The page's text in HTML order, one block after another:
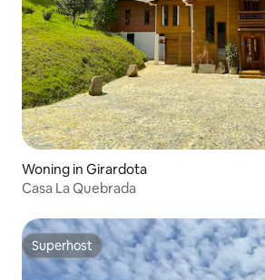
Woning in Girardota
Casa La Quebrada
Superhost
Superhost